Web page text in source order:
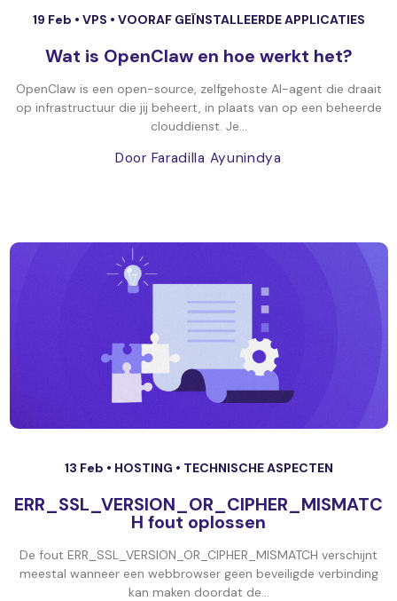
19 Feb • VPS • VOORAF GEÏNSTALLEERDE APPLICATIES
Wat is OpenClaw en hoe werkt het?
OpenClaw is een open-source, zelfgehoste AI-agent die draait
op infrastructuur die jij beheert, in plaats van op een beheerde
clouddienst. Je...
Door Faradilla Ayunindya
13 Feb • HOSTING • TECHNISCHE ASPECTEN
ERR_SSL_VERSION_OR_CIPHER_MISMATC
H fout oplossen
De fout ERR_SSL_VERSION_OR_CIPHER_MISMATCH verschijnt
meestal wanneer een webbrowser geen beveiligde verbinding
kan maken doordat de...